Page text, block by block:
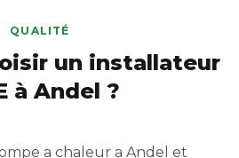
QUALITÉ
un installateur
à Andel ?
a chaleur a Andel et